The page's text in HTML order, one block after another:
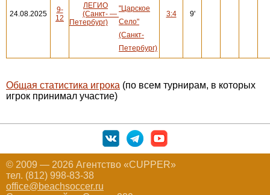
24.08.2025
9-
12
ЛЕГИО
(Санкт-
Петербург)
—
"Царское
Село"
(Санкт-
Петербург)
3:4 9'
Общая статистика игрока (по всем турнирам, в которых
игрок принимал участие)
© 2009 — 2026 Агентство «CUPPER»
тел. (812) 998-83-38
office@beachsoccer.ru